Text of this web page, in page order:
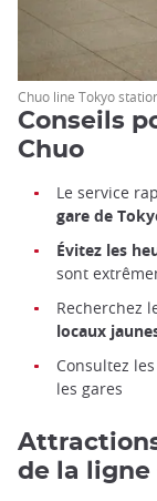
Chuo line Tokyo
Conseils
Chuo
Le service
gare de
Évitez les
sont
Recherchez
locaux
Consultez les
les gares
de la ligne